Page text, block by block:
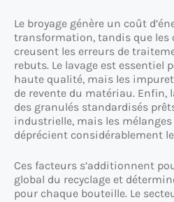
Le broyage génère un coût
transformation, tandis que
creusent les erreurs de
rebuts. Le lavage est essentiel
haute qualité, mais les
de revente du matériau.
des granulés standardisés
industrielle, mais les
déprécient considérablement
Ces facteurs s’additionnent
global du recyclage et
pour chaque bouteille. Le